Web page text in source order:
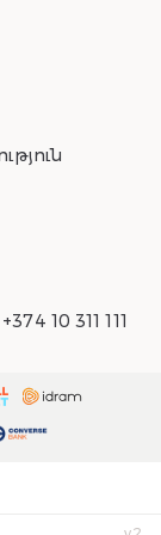
+374 10 311 111